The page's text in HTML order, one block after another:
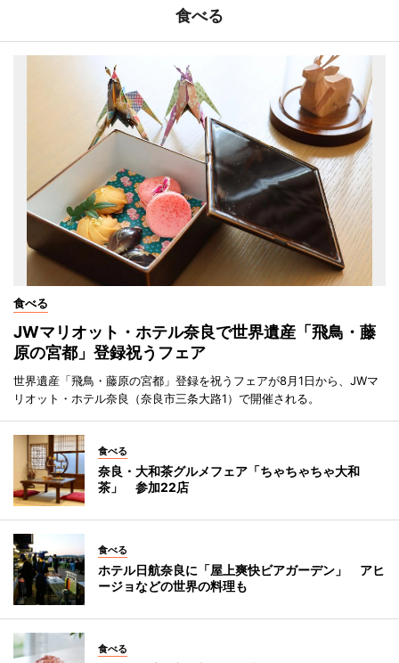
食べる
食べる
JWマリオット・ホテル奈良で世界遺産「飛鳥・藤
原の宮都」登録祝うフェア
世界遺産「飛鳥・藤原の宮都」登録を祝うフェアが8月1日から、JWマ
リオット・ホテル奈良（奈良市三条大路1）で開催される。
食べる
奈良・大和茶グルメフェア「ちゃちゃちゃ大和
茶」 参加22店
食べる
ホテル日航奈良に「屋上爽快ビアガーデン」 アヒ
ージョなどの世界の料理も
食べる